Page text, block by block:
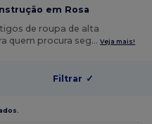
em Rosa
de roupa de alta
quem procura seg…Veja mais!
Filtrar ✓